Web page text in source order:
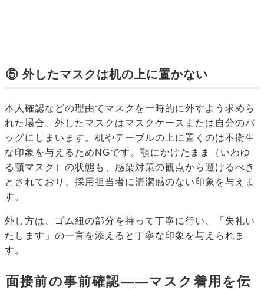
⑤ 外したマスクは机の上に置かない
本人確認などの理由でマスクを一時的に外すよう求めら
れた場合、外したマスクはマスクケースまたは自分のバ
ッグにしまいます。机やテーブルの上に置くのは不衛生
な印象を与えるためNGです。顎にかけたまま（いわゆ
る顎マスク）の状態も、感染対策の観点から避けるべき
とされており、採用担当者に清潔感のない印象を与えま
す。
外し方は、ゴム紐の部分を持って丁寧に行い、「失礼い
たします」の一言を添えると丁寧な印象を与えられま
す。
面接前の事前確認——マスク着用を伝